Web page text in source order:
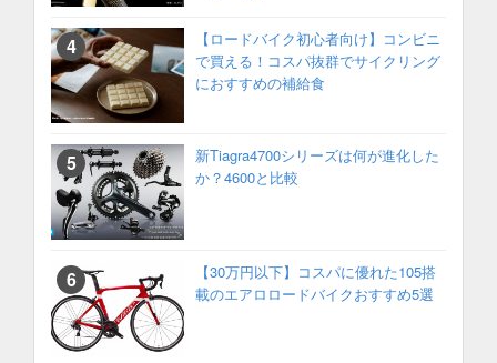
【ロードバイク初心者向け】コンビニ
で買える！コスパ抜群でサイクリング
におすすめの補給食
新Tiagra4700シリーズは何が進化した
か？4600と比較
【30万円以下】コスパに優れた105搭
載のエアロロードバイクおすすめ5選